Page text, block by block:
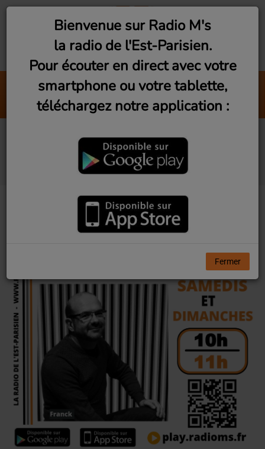
Melodrama (Feat. Théodora)
Disiz
Vu d'Ici! Ep2 - La
Ruffinerie de Montreuil
Bienvenue sur Radio M's
la radio de l'Est-Parisien.
Pour écouter en direct avec votre
smartphone ou votre tablette,
téléchargez notre application :
Fermer